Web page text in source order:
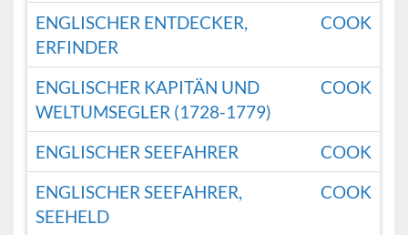
ENGLISCHER ENTDECKER,
ERFINDER
COOK
ENGLISCHER KAPITÄN UND
WELTUMSEGLER (1728-1779)
COOK
ENGLISCHER SEEFAHRER
COOK
ENGLISCHER SEEFAHRER,
SEEHELD
COOK